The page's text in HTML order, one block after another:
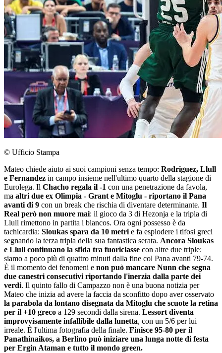
© Ufficio Stampa
Mateo chiede aiuto ai suoi campioni senza tempo: Rodriguez, Llull
e Fernandez in campo insieme nell'ultimo quarto della stagione di
Eurolega. Il Chacho regala il -1 con una penetrazione da favola,
ma altri due ex Olimpia - Grant e Mitoglu - riportano il Pana
avanti di 9 con un break che rischia di diventare determinante. Il
Real però non muore mai: il gioco da 3 di Hezonja e la tripla di
Llull rimettono in partita i blancos. Ora ogni possesso è da
tachicardia: Sloukas spara da 10 metri e fa esplodere i tifosi greci
segnando la terza tripla della sua fantastica serata. Ancora Sloukas
e Llull continuano la sfida tra fuoriclasse con altre due triple:
siamo a poco più di quattro minuti dalla fine col Pana avanti 79-74.
È il momento dei fenomeni e non può mancare Nunn che segna
due canestri consecutivi riportando l'inerzia dalla parte dei
verdi. Il quinto fallo di Campazzo non è una buona notizia per
Mateo che inizia ad avere la faccia da sconfitto dopo aver osservato
la parabola da lontano disegnata da Mitoglu che scuote la retina
per il +10 greco a 129 secondi dalla sirena. Lessort diventa
improvvisamente infallibile dalla lunetta, con un 5/6 per lui
irreale. È l'ultima fotografia della finale. Finisce 95-80 per il
Panathinaikos, a Berlino può iniziare una lunga notte di festa
per Ergin Ataman e tutto il mondo green.